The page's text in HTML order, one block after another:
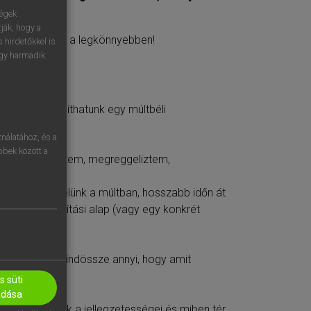
el a legkönnyebben!
felállíthatunk egy múltbéli
8 órakor keltem, megreggeliztem,
beszélünk a múltban, hosszabb időn át
a viszonyítási alap (vagy egy konkrét
köztük mindössze annyi, hogy amit
hogy a
hirdetőkkel is
harmadik
és a
között a
süti